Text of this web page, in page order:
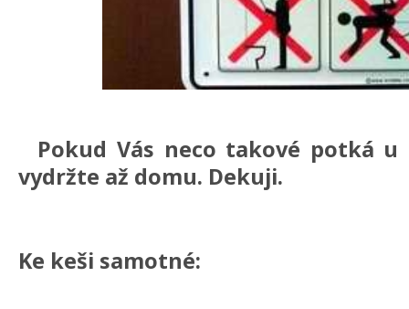
Pokud Vás neco takové potká
vydržte až domu. Dekuji.
Ke keši samotné: